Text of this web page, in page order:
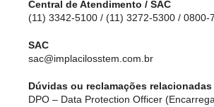
Central de Atendimento / SAC
(11) 3342-5100 / (11) 3272-5300 / 0800-
SAC
sac@implacilosstem.com.br
Dúvidas ou reclamações
DPO – Data Protection Officer